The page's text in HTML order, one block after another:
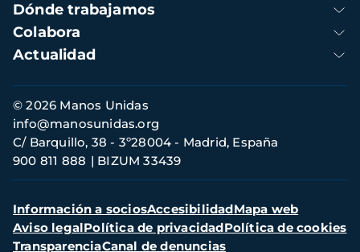
Dónde trabajamos
Colabora
Actualidad
Información
de
contacto
© 2026 Manos Unidas
C/ Barquillo, 38 - 3º28004 - Madrid, España
900 811 888
BIZUM 33439
info@manosunidas.org
Menú
secundario
Información a sociosAccesibilidadMapa web
Aviso legalPolítica de privacidadPolítica de cookies
TransparenciaCanal de denuncias